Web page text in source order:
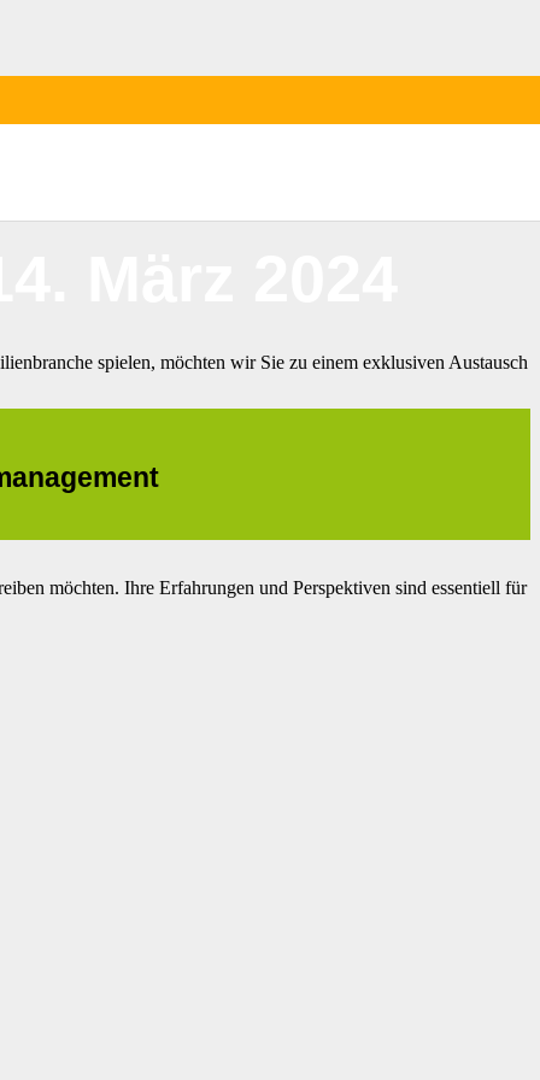
spielen, möchten wir Sie zu einem exklusiven Austausch
möchten. Ihre Erfahrungen und Perspektiven sind essentiell für